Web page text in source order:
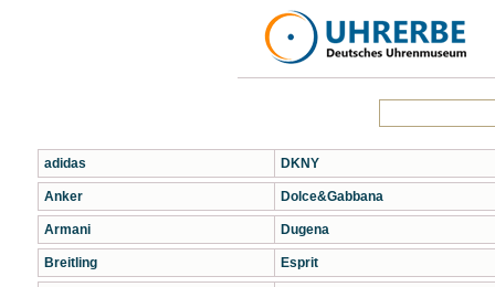
adidas
Anker
Armani
Breitling
DKNY
Dolce&Gabbana
Dugena
Esprit